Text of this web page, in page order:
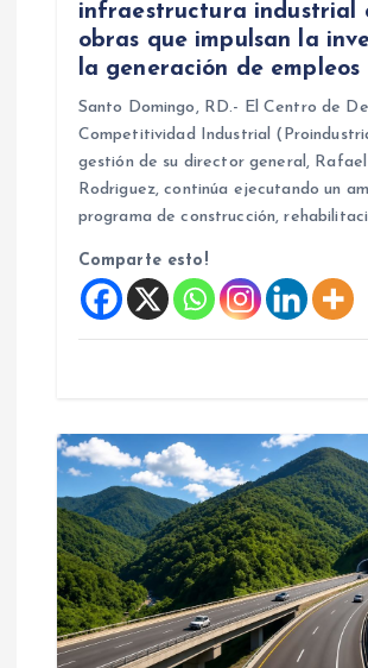
infraestructura industrial
obras que impulsan la
la generación de empleos
Santo Domingo, RD.- El Centro de
Competitividad Industrial
gestión de su director general,
Rodriguez, continúa ejecutando un
programa de construcción,
Comparte esto!